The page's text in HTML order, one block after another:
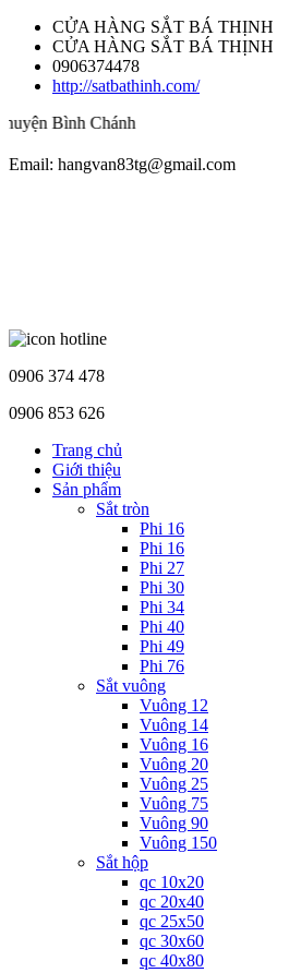
CỬA HÀNG SẮT BÁ THỊNH
CỬA HÀNG SẮT BÁ THỊNH
0906374478
http://satbathinh.com/
Chánh
Email: hangvan83tg@gmail.com
0906 374 478
0906 853 626
Trang chủ
Giới thiệu
Sản phẩm
Sắt tròn
Phi 16
Phi 16
Phi 27
Phi 30
Phi 34
Phi 40
Phi 49
Phi 76
Sắt vuông
Vuông 12
Vuông 14
Vuông 16
Vuông 20
Vuông 25
Vuông 75
Vuông 90
Vuông 150
Sắt hộp
qc 10x20
qc 20x40
qc 25x50
qc 30x60
qc 40x80